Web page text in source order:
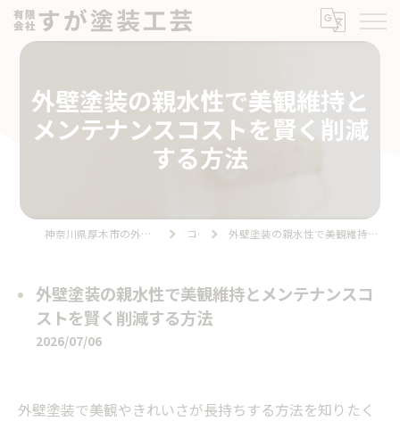
外壁塗装の親水性で美観維持と
メンテナンスコストを賢く削減
する方法
神奈川県厚木市の外壁塗装なら有限会社すが塗装工芸 コラム 外壁塗装の親水性で美観維持とメンテナンスコストを賢く削減する方法
外壁塗装の親水性で美観維持とメンテナンスコ
ストを賢く削減する方法
2026/07/06
外壁塗装で美観やきれいさが長持ちする方法を知りたく